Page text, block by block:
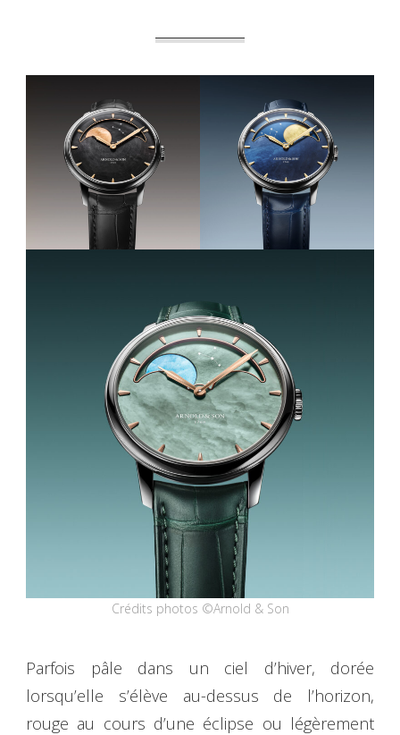
Crédits photos ©Arnold & Son
Parfois pâle dans un ciel d’hiver, dorée
lorsqu’elle s’élève au-dessus de l’horizon,
rouge au cours d’une éclipse ou légèrement